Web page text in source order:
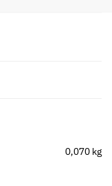
0,070 kg